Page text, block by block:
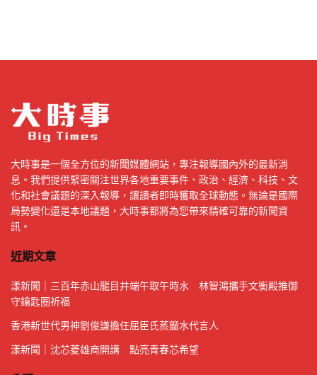
大時事是一個全方位的新聞媒體網站，專注報導國內外的最新消
息。我們提供緊密關注世界各地重要事件、政治、經濟、科技、文
化和社會議題的深入報導，讓讀者即時獲取全球動態。無論是國際
局勢變化還是本地議題，大時事都將為您帶來精確可靠的新聞資
訊。
近期文章
漾新聞｜三百年赤山龍目井端午取午時水 林智鴻攜手文衡殿推御
守鑰匙圈祈福
香港新世代男神劉俊謙擔任屈臣氏蒸餾水代言人
漾新聞｜沈芯菱雄商開講 點亮青春芯希望